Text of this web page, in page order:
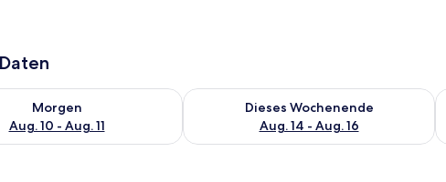
- Aug. 10.
Morgen
Aug. 10 - Aug. 11
Verfügbarkeit für morgen, Aug. 10 - Aug. 11.
Dieses Wochenende
Aug. 14 - Aug. 16
Überprüfe die Verfügbarkeit für dieses